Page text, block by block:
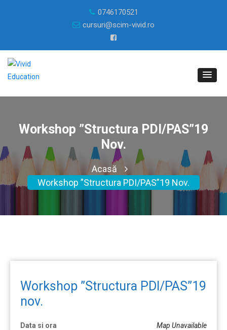
0746170521
cursuri@scim-vivid.ro
Workshop ”Structura PDI/PAS”19
Nov.
Acasă
Workshop ”Structura PDI/PAS”19 Nov.
Workshop ”Structura PDI/PAS”19
nov.
Map Unavailable
Data si ora